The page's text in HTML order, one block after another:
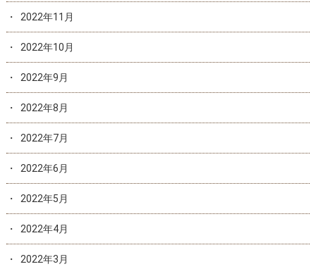
2022年11月
2022年10月
2022年9月
2022年8月
2022年7月
2022年6月
2022年5月
2022年4月
2022年3月